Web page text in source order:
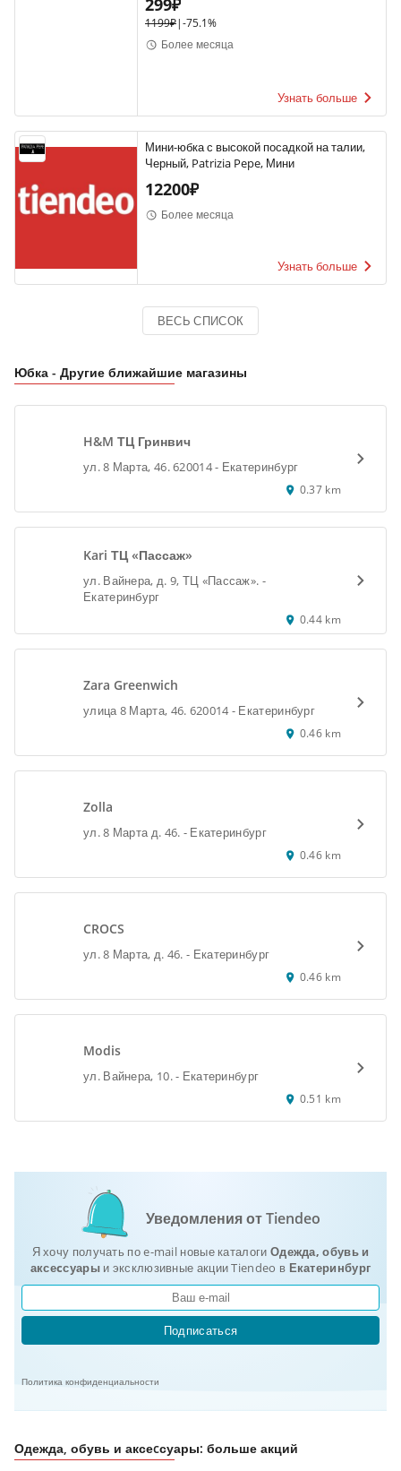
299₽
1199₽|-75.1%
Более месяца
Узнать больше
Мини-юбка с высокой посадкой на талии,
Черный, Patrizia Pepe, Мини
12200₽
Более месяца
Узнать больше
ВЕСЬ СПИСОК
Юбка - Другие ближайшие магазины
H&M ТЦ Гринвич
ул. 8 Марта, 46. 620014 - Екатеринбург
0.37 km
Kari ТЦ «Пассаж»
ул. Вайнера, д. 9, ТЦ «Пассаж». -
Екатеринбург
0.44 km
Zara Greenwich
улица 8 Марта, 46. 620014 - Екатеринбург
0.46 km
Zolla
ул. 8 Марта д. 46. - Екатеринбург
0.46 km
CROCS
ул. 8 Марта, д. 46. - Екатеринбург
0.46 km
Modis
ул. Вайнера, 10. - Екатеринбург
0.51 km
Уведомления от Tiendeo
Я хочу получать по e-mail новые каталоги Одежда, обувь и
аксеcсуарыи эксклюзивные акции Tiendeo в Екатеринбург
Подписаться
Политика конфиденциальности
Одежда, обувь и аксеcсуары: больше акций